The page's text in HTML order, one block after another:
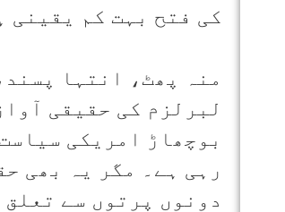
کی فتح بہت کم یقینی
منہ پھٹ، انتہا
لبرلزم کی حقیقی
بوچھاڑ امریکی
رہی ہے۔ مگر یہ بھی
دونوں پرتوں سے